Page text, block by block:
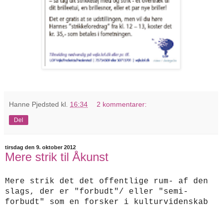
Hanne Pjedsted kl. 16:34 2 kommentarer:
Del
tirsdag den 9. oktober 2012
Mere strik til Åkunst
Mere strik det det offentlige rum- af den
slags, der er "forbudt"/ eller "semi-
forbudt" som en forsker i kulturvidenskab